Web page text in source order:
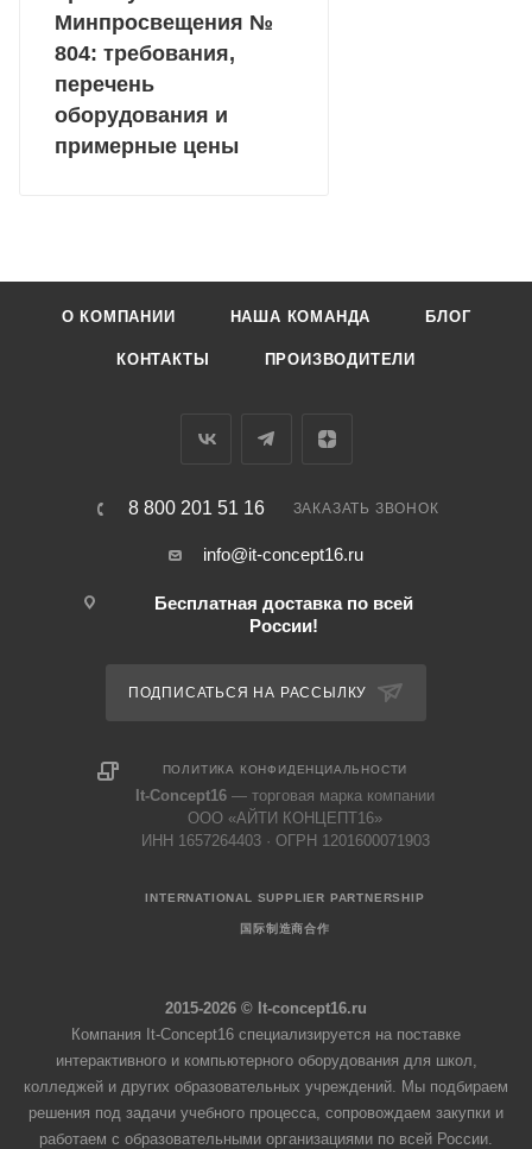
Минпросвещения №
804: требования,
перечень
оборудования и
примерные цены
О КОМПАНИИ НАША КОМАНДА БЛОГ
КОНТАКТЫ ПРОИЗВОДИТЕЛИ
8 800 201 51 16 ЗАКАЗАТЬ ЗВОНОК
info@it-concept16.ru
Бесплатная доставка по всей
России!
ПОДПИСАТЬСЯ НА РАССЫЛКУ
ПОЛИТИКА КОНФИДЕНЦИАЛЬНОСТИ
It-Concept16 — торговая марка компании
ООО «АЙТИ КОНЦЕПТ16»
ИНН 1657264403 · ОГРН 1201600071903
INTERNATIONAL SUPPLIER PARTNERSHIP
国际制造商合作
2015-2026 © It-concept16.ru
Компания It-Concept16 специализируется на поставке
интерактивного и компьютерного оборудования для школ,
колледжей и других образовательных учреждений. Мы подбираем
решения под задачи учебного процесса, сопровождаем закупки и
работаем с образовательными организациями по всей России.